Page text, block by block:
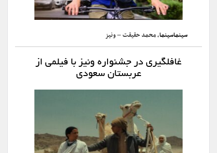
سینماسینما، محمد حقیقت – ونیز
غافلگیری در جشنواره ونیز با فیلمی از
عربستان سعودی